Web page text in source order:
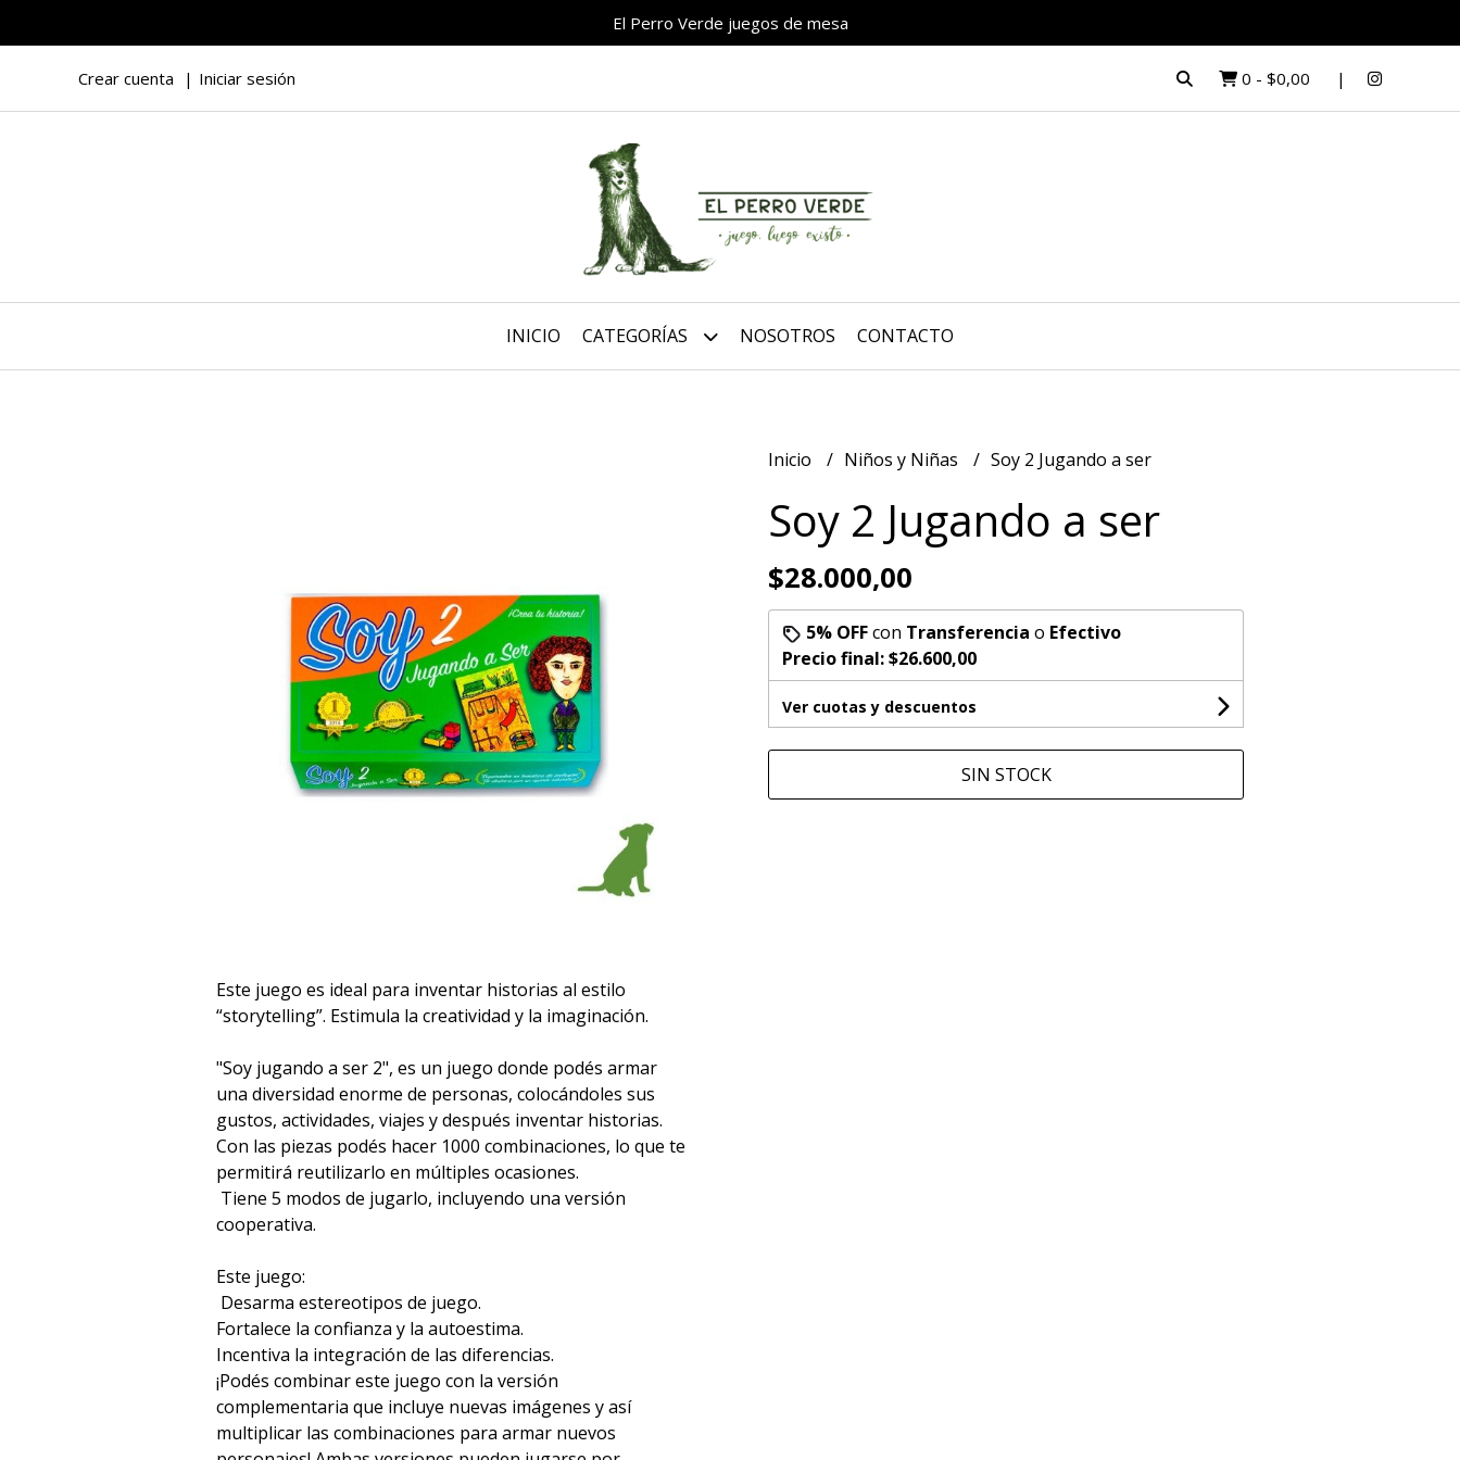
El Perro Verde juegos de mesa
Crear cuenta Iniciar sesión 0 - $0,00
INICIO CATEGORÍAS NOSOTROS CONTACTO
Este juego es ideal para inventar historias al estilo
“storytelling”. Estimula la creatividad y la imaginación.
"Soy jugando a ser 2", es un juego donde podés armar
una diversidad enorme de personas, colocándoles sus
gustos, actividades, viajes y después inventar historias.
Con las piezas podés hacer 1000 combinaciones, lo que te
permitirá reutilizarlo en múltiples ocasiones.
Tiene 5 modos de jugarlo, incluyendo una versión
cooperativa.
Este juego:
Desarma estereotipos de juego.
Fortalece la confianza y la autoestima.
Incentiva la integración de las diferencias.
¡Podés combinar este juego con la versión
complementaria que incluye nuevas imágenes y así
multiplicar las combinaciones para armar nuevos
Inicio Niños y Niñas Soy 2 Jugando a ser
Soy 2 Jugando a ser
$28.000,00
5% OFFcon Transferencia o Efectivo
Precio final:$26.600,00
Ver cuotas y descuentos
SIN STOCK